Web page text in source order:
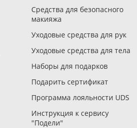
Средства для безопасного
макияжа
Уходовые средства для рук
Уходовые средства для тела
Наборы для подарков
Подарить сертификат
Программа лояльности UDS
Инструкция к сервису
"Подели"